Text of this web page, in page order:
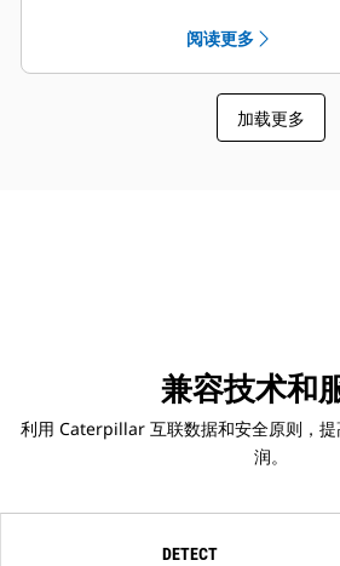
的标准摄像头（
监视器上）提
大增强了安全性。
采用变速风扇
了噪声级别。
阅读更多
加载更多
兼容技术和
利用 Caterpillar 互联数据和安全原则，
润。
DETECT